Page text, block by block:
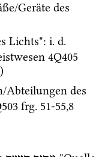
Geräte des
Lichts": i. d.
4Q405
)
Abteilungen des
frg. 51-55,8